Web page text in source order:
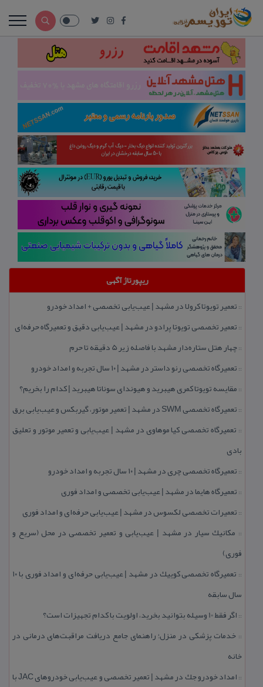
ریپورتاژ آگهی
:: تعمیر تویوتا كرولا در مشهد | عیب‌یابی تخصصی + امداد خودرو
:: تعمیر تخصصی تویوتا پرادو در مشهد | عیب‌یابی دقیق و تعمیرگاه حرفه‌ای
::چهار هتل‌ ستاره‌دار مشهد با فاصله زیر 5 دقیقه تا حرم
:: تعمیرگاه تخصصی رنو داستر در مشهد | ۱۰ سال تجربه و امداد خودرو
:: مقایسه تویوتا كمری هیبرید و هیوندای سوناتا هیبرید | كدام را بخریم؟
:: تعمیرگاه تخصصی SWM در مشهد | تعمیر موتور، گیربكس و عیب‌یابی برق
:: تعمیرگاه تخصصی كیا موهاوی در مشهد | عیب‌یابی و تعمیر موتور و تعلیق
بادی
:: تعمیرگاه تخصصی چری در مشهد | ۱۰ سال تجربه و امداد خودرو
:: تعمیرگاه هایما در مشهد | عیب‌یابی تخصصی و امداد فوری
:: تعمیرات تخصصی لكسوس در مشهد | عیب‌یابی حرفه‌ای و امداد فوری
:: مكانیك سیار در مشهد | عیب‌یابی و تعمیر تخصصی در محل (سریع و
فوری)
::
تعمیرگاه تخصصی كوییك در مشهد | عیب‌یابی حرفه‌ای و امداد فوری با ۱۰
سال سابقه
:: اگر فقط 10 وسیله بتوانید بخرید، اولویت با كدام تجهیزات است؟
:: خدمات پزشكی در منزل؛ راهنمای جامع دریافت مراقبت‌های درمانی در
خانه
::
امداد خودرو جك در مشهد | تعمیر تخصصی و عیب‌یابی خودروهای JAC با